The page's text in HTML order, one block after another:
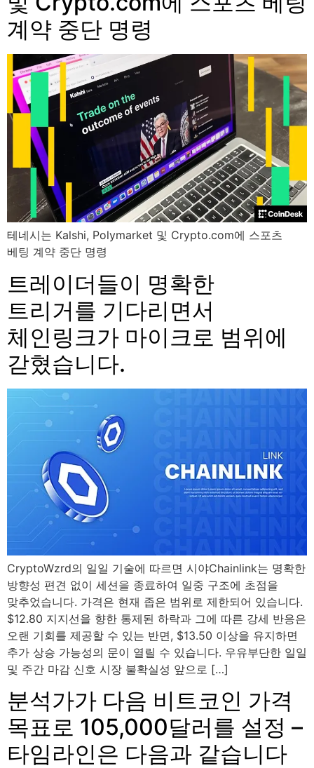
계약 중단 명령
테네시는 Kalshi, Polymarket 및 Crypto.com에 스포츠
베팅 계약 중단 명령
트레이더들이 명확한
트리거를 기다리면서
체인링크가 마이크로 범위에
갇혔습니다.
CryptoWzrd의 일일 기술에 따르면 시야Chainlink는 명확한
방향성 편견 없이 세션을 종료하여 일중 구조에 초점을
맞추었습니다. 가격은 현재 좁은 범위로 제한되어 있습니다.
$12.80 지지선을 향한 통제된 하락과 그에 따른 강세 반응은
오랜 기회를 제공할 수 있는 반면, $13.50 이상을 유지하면
추가 상승 가능성의 문이 열릴 수 있습니다. 우유부단한 일일
및 주간 마감 신호 시장 불확실성 앞으로 […]
분석가가 다음 비트코인 ​​가격
목표로 105,000달러를 설정 –
타임라인은 다음과 같습니다